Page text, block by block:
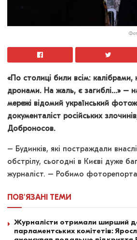
«По столиці били всім:
дронами. На жаль, є загиблі…» –
мережі відомий український
документаліст російських
Доброносов.
– Будинків, які постраждали
обстрілу, сьогодні в Києві дуже
журналіст. – Робимо
ПОВ'ЯЗАНІ ТЕМИ
Журналісти отримали ширший
парламентських комітетів: